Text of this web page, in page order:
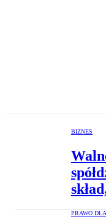
BIZNES
PRAWO